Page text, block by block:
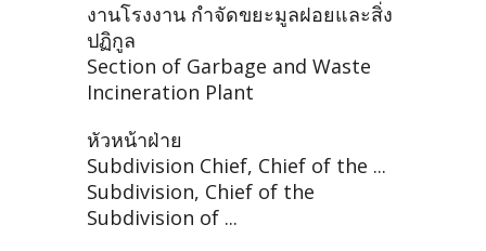
งานโรงงาน กำจัดขยะมูลฝอยและสิ่ง
ปฏิกูล
Section of Garbage and Waste
Incineration Plant
หัวหน้าฝ่าย
Subdivision Chief, Chief of the ...
Subdivision, Chief of the
Subdivision of ...